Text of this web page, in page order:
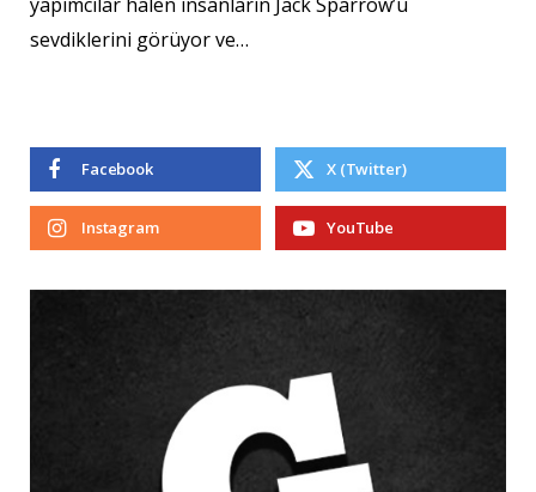
sevdiklerini görüyor ve…
Facebook X (Twitter)
Instagram YouTube